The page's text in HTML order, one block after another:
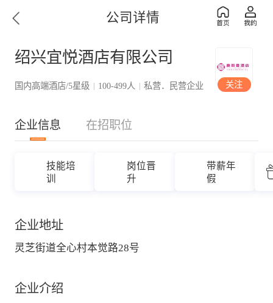
公司详情
绍兴宜悦酒店有限公司
国内高端酒店/5星级 | 100-499人 | 私营．民营企业 关注
企业信息 在招职位
技能培
训
岗位晋
升
带薪年
假
企业地址
灵芝街道全心村本觉路28号
企业介绍